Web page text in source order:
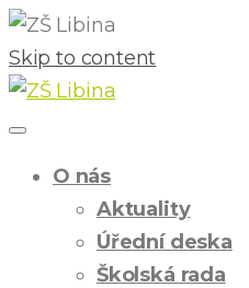
Skip to content
O nás
Aktuality
Úřední deska
Školská rada